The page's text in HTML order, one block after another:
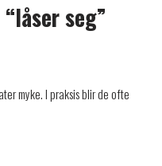
seg”
myke. I praksis blir de ofte